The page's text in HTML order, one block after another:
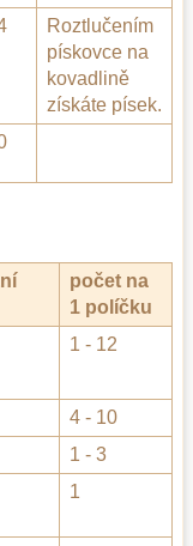
Roztlučením
pískovce na
kovadlině
získáte písek.
počet na
1 políčku
1 - 12
4 - 10
1 - 3
1